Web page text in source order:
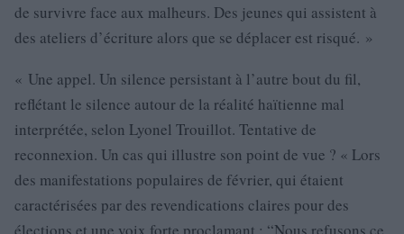
de survivre face aux malheurs. Des jeunes qui assistent à
des ateliers d’écriture alors que se déplacer est risqué. »
« Une appel. Un silence persistant à l’autre bout du fil,
reflétant le silence autour de la réalité haïtienne mal
interprétée, selon Lyonel Trouillot. Tentative de
reconnexion. Un cas qui illustre son point de vue ? « Lors
des manifestations populaires de février, qui étaient
caractérisées par des revendications claires pour des
élections et une voix forte proclamant : “Nous refusons ce